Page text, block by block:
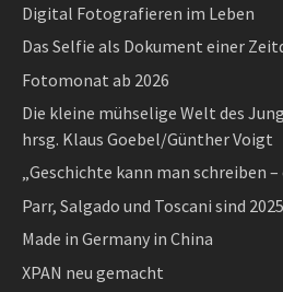
Digital Fotografieren im Leben
Das Selfie als Dokument einer
Fotomonat ab 2026
Die kleine mühselige Welt des
hrsg. Klaus Goebel/Günther Voigt
„Geschichte kann man schreiben
Parr, Salgado und Toscani sind
Made in Germany in China
XPAN neu gemacht